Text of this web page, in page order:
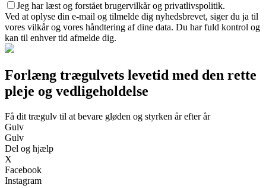
Jeg har læst og forstået brugervilkår og privatlivspolitik.
Ved at oplyse din e-mail og tilmelde dig nyhedsbrevet, siger du ja til
vores vilkår og vores håndtering af dine data. Du har fuld kontrol og
kan til enhver tid afmelde dig.
Forlæng trægulvets levetid med den rette
pleje og vedligeholdelse
Få dit trægulv til at bevare gløden og styrken år efter år
Gulv
Gulv
Del og hjælp
X
Facebook
Instagram